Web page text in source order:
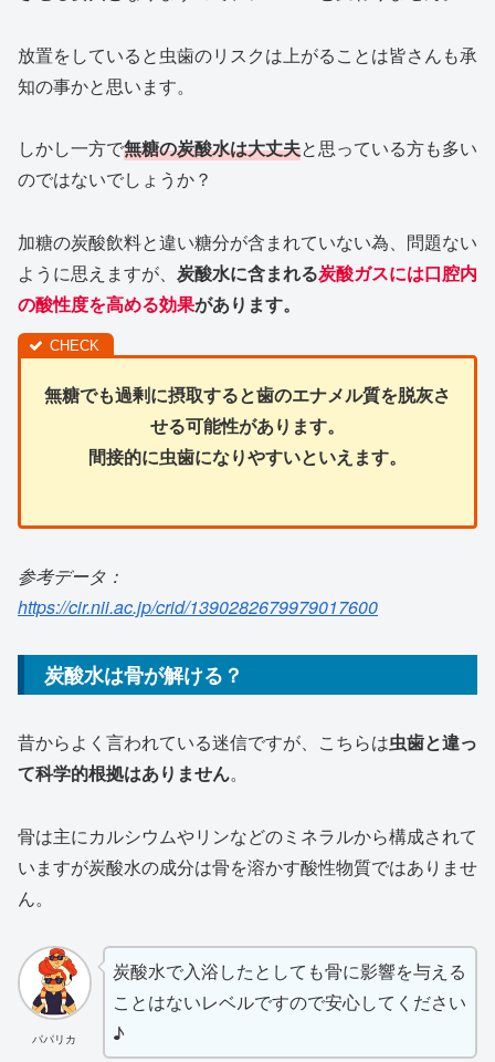
放置をしていると虫歯のリスクは上がることは皆さんも承
知の事かと思います。
しかし一方で無糖の炭酸水は大丈夫と思っている方も多い
のではないでしょうか？
加糖の炭酸飲料と違い糖分が含まれていない為、問題ない
ように思えますが、 炭酸水に含まれる炭酸ガスには口腔内
の酸性度を高める効果があります。
無糖でも過剰に摂取すると歯のエナメル質を脱灰さ
せる可能性があります。
間接的に虫歯になりやすいといえます。
参考データ：
https://cir.nii.ac.jp/crid/1390282679979017600
炭酸水は骨が解ける？
昔からよく言われている迷信ですが、こちらは虫歯と違っ
て科学的根拠はありません。
骨は主にカルシウムやリンなどのミネラルから構成されて
いますが炭酸水の成分は骨を溶かす酸性物質ではありませ
ん。
パパリカ
炭酸水で入浴したとしても骨に影響を与える
ことはないレベルですので安心してください
♪